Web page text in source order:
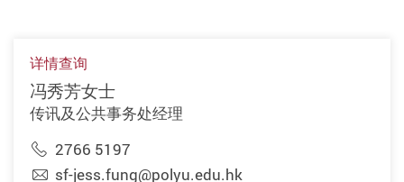
详情查询
冯秀芳女士
传讯及公共事务处经理
2766 5197
sf-jess.fung@polyu.edu.hk